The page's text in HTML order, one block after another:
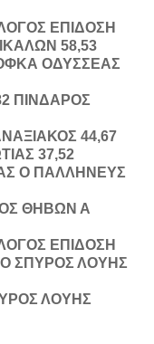
ΕΠΙΔΟΣΗ
58,53
ΟΔΥΣΣΕΑΣ
ΠΙΝΔΑΡΟΣ
44,67
37,52
Ο ΠΑΛΛΗΝΕΥΣ
ΘΗΒΩΝ Α
ΕΠΙΔΟΣΗ
ΣΠΥΡΟΣ ΛΟΥΗΣ
ΛΟΥΗΣ